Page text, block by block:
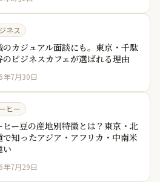
ネス
のカジュアル面談にも。東京・千駄
のビジネスカフェが選ばれる理由
年7月30日
ヒー
ヒー豆の産地別特徴とは？東京・北
で知ったアジア・アフリカ・中南米
い
年7月29日